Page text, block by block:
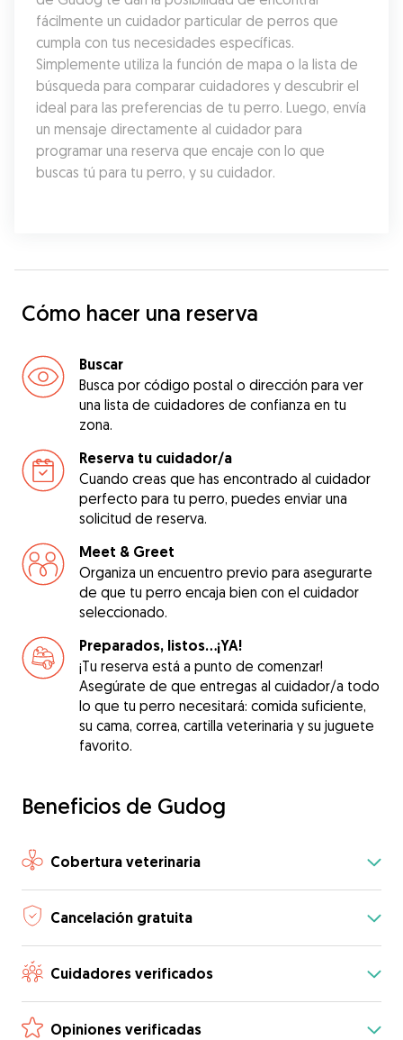
fácilmente un cuidador particular de perros que
cumpla con tus necesidades específicas.
Simplemente utiliza la función de mapa o la lista de
búsqueda para comparar cuidadores y descubrir el
ideal para las preferencias de tu perro. Luego, envía
un mensaje directamente al cuidador para
programar una reserva que encaje con lo que
buscas tú para tu perro, y su cuidador.
Cómo hacer una reserva
Buscar
Busca por código postal o dirección para ver
una lista de cuidadores de confianza en tu
zona.
Reserva tu cuidador/a
Cuando creas que has encontrado al cuidador
perfecto para tu perro, puedes enviar una
solicitud de reserva.
Meet & Greet
Organiza un encuentro previo para asegurarte
de que tu perro encaja bien con el cuidador
seleccionado.
Preparados, listos...¡YA!
¡Tu reserva está a punto de comenzar!
Asegúrate de que entregas al cuidador/a todo
lo que tu perro necesitará: comida suficiente,
su cama, correa, cartilla veterinaria y su juguete
favorito.
Beneficios de Gudog
Cobertura veterinaria
Cancelación gratuita
Cuidadores verificados
Opiniones verificadas